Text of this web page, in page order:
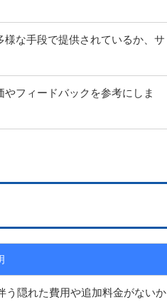
な手段で提供されているか、サ
フィードバックを参考にしま
う隠れた費用や追加料金がないか